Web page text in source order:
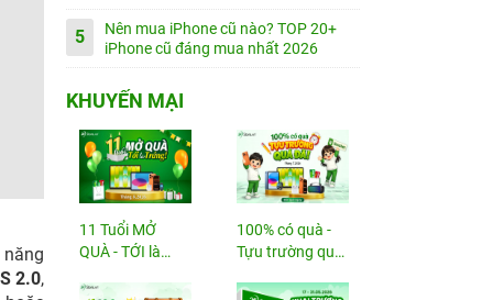
2.0,
5
Nên mua iPhone cũ nào? TOP 20+
iPhone cũ đáng mua nhất 2026
KHUYẾN MẠI
11 Tuổi MỞ
QUÀ - TỚI là
100% có quà -
Tựu trường quá